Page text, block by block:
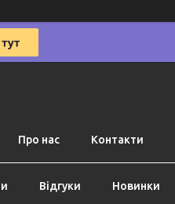
Про нас Контакти
Відгуки Новинки